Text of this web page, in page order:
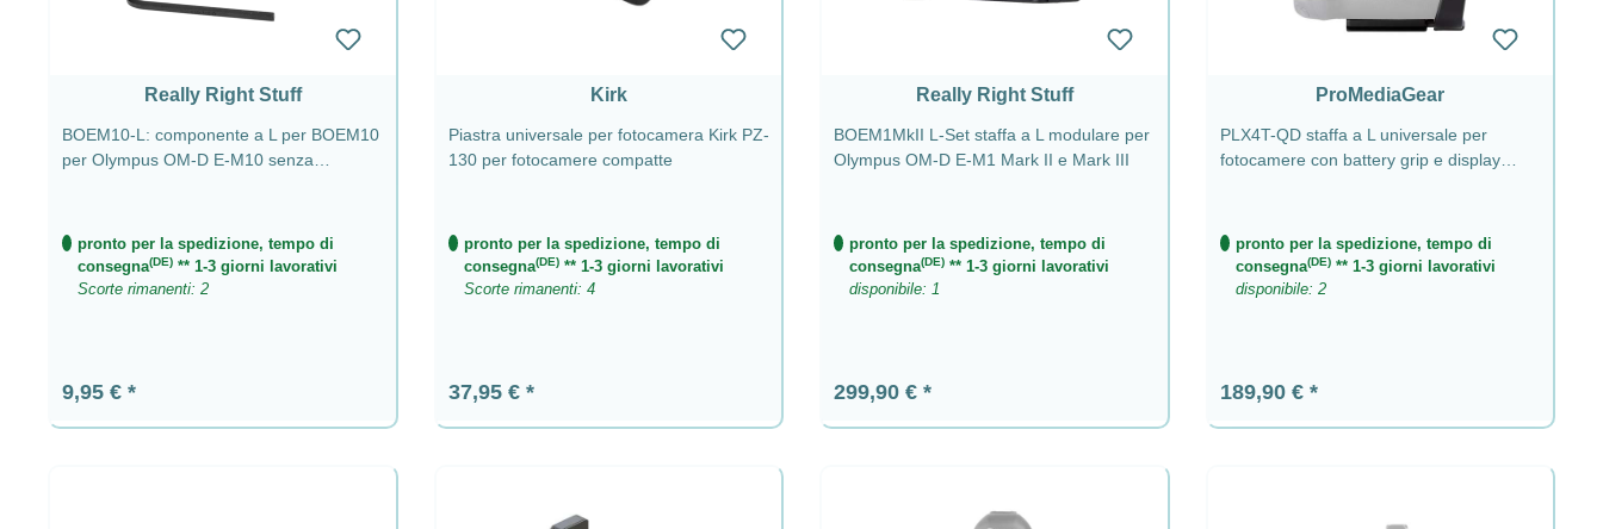
Really Right Stuff
BOEM10-L: componente a L per BOEM10
per Olympus OM-D E-M10 senza
pronto per la spedizione, tempo di
consegna(DE) ** 1-3 giorni lavorativi
Scorte rimanenti: 2
Prezzo normale:
9,95 €
Kirk
Piastra universale per fotocamera Kirk PZ-
130 per fotocamere compatte
pronto per la spedizione, tempo di
consegna(DE)** 1-3 giorni lavorativi
Scorte rimanenti: 4
Prezzo normale:
37,95 €
Really Right Stuff
BOEM1MkII L-Set staffa a L modulare per
Olympus OM-D E-M1 Mark II e Mark III
pronto per la spedizione, tempo di
consegna(DE) ** 1-3 giorni lavorativi
disponibile: 1
Prezzo normale:
299,90 €
ProMediaGear
PLX4T-QD staffa a L universale per
fotocamere con battery grip e display
pronto per la spedizione, tempo di
consegna(DE)** 1-3 giorni lavorativi
disponibile: 2
Prezzo normale:
189,90 €